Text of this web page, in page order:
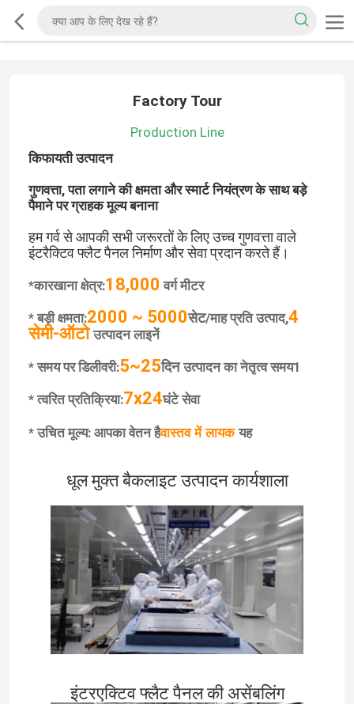
Factory Tour
Production Line
किफायती उत्पादन
गुणवत्ता, पता लगाने की क्षमता और स्मार्ट नियंत्रण के साथ बड़े
पैमाने पर ग्राहक मूल्य बनाना
हम गर्व से आपकी सभी जरूरतों के लिए उच्च गुणवत्ता वाले
इंटरैक्टिव फ्लैट पैनल निर्माण और सेवा प्रदान करते हैं।
*कारखाना क्षेत्र:18,000 वर्ग मीटर
* बड़ी क्षमता:2000 ~ 5000सेट/माह प्रति उत्पाद,4
सेमी-ऑटो उत्पादन लाइनें
* समय पर डिलीवरी:5~25दिन उत्पादन का नेतृत्व समय1
* त्वरित प्रतिक्रिया:7x24घंटे सेवा
* उचित मूल्य: आपका वेतन हैवास्तव में लायक यह
धूल मुक्त बैकलाइट उत्पादन कार्यशाला
इंटरएक्टिव फ्लैट पैनल की असेंबलिंग